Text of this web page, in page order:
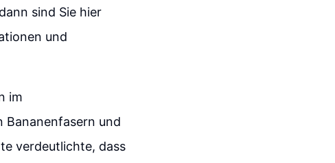
sind Sie hier
und
im
Bananenfasern und
verdeutlichte, dass